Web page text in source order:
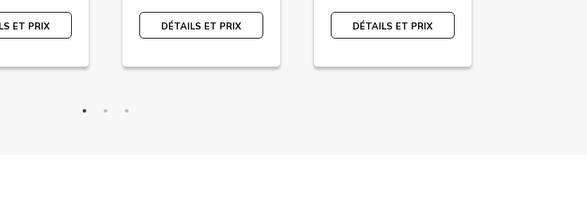
ET PRIX DÉTAILS ET PRIX DÉTAILS ET PRIX